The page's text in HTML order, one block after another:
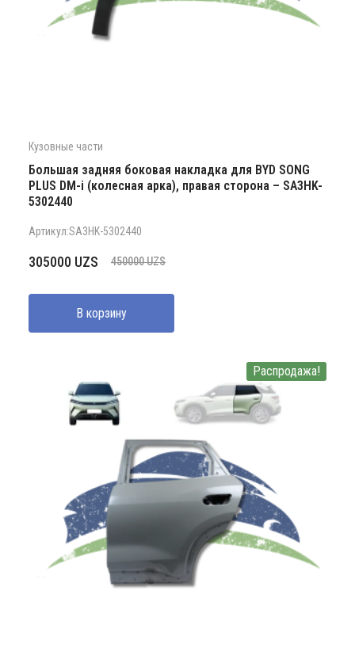
Кузовные части
Большая задняя боковая накладка для BYD SONG
PLUS DM-i (колесная арка), правая сторона – SA3HK-
5302440
Артикул:SA3HK-5302440
450000UZS
Первоначальная
составляла
450000 UZS.
305000 UZS
Текущая
305000 UZS.
В корзину
Распродажа!